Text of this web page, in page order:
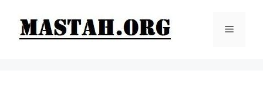
Menu